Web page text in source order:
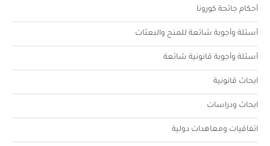
أحكام جائحة كورونا
أسئلة وأجوبة شائعة للمنح والبعثات
أسئلة وأجوبة قانونية شائعة
ابحاث قانونية
ابحاث ودراسات
اتفاقيات ومعاهدات دولية